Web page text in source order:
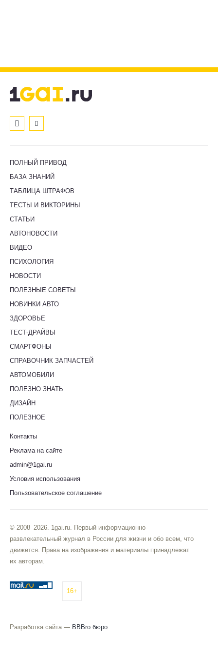
ПОЛНЫЙ ПРИВОД
БАЗА ЗНАНИЙ
ТАБЛИЦА ШТРАФОВ
ТЕСТЫ И ВИКТОРИНЫ
СТАТЬИ
АВТОНОВОСТИ
ВИДЕО
ПСИХОЛОГИЯ
НОВОСТИ
ПОЛЕЗНЫЕ СОВЕТЫ
НОВИНКИ АВТО
ЗДОРОВЬЕ
ТЕСТ-ДРАЙВЫ
СМАРТФОНЫ
СПРАВОЧНИК ЗАПЧАСТЕЙ
АВТОМОБИЛИ
ПОЛЕЗНО ЗНАТЬ
ДИЗАЙН
ПОЛЕЗНОЕ
Контакты
Реклама на сайте
admin@1gai.ru
Условия использования
Пользовательское соглашение
© 2008–2026. 1gai.ru. Первый информационно-
развлекательный журнал в России для жизни и обо всем, что
движется. Права на изображения и материалы принадлежат
их авторам.
16+
Разработка сайта — BBBro бюро